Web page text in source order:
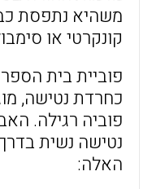
משהיא נתפסת
קונקרטי או
כחרדת נטישה,
פוביה רגילה.
נטישה נשית
האלה: